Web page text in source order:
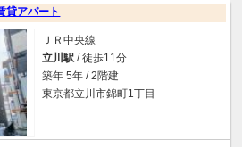
貸アパート
ＪＲ中央線
立川駅 / 徒歩11分
築年 5年 / 2階建
東京都立川市錦町1丁目